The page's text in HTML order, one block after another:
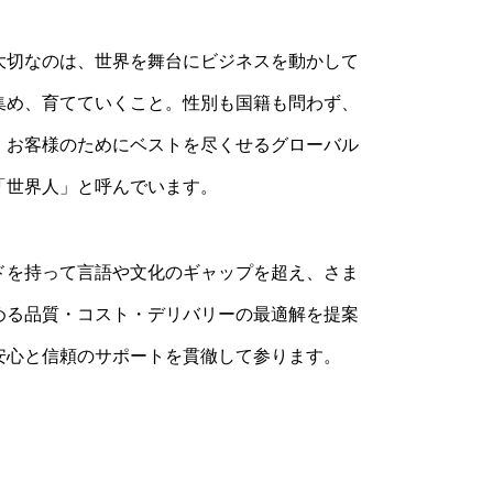
なのは、世界を舞台にビジネスを動かして
、育てていくこと。性別も国籍も問わず、
客様のためにベストを尽くせるグローバル
界人」と呼んでいます。
持って言語や文化のギャップを超え、さま
品質・コスト・デリバリーの最適解を提案
と信頼のサポートを貫徹して参ります。